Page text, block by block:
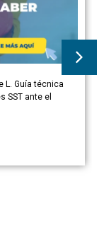
L. Guía técnica
SST ante el